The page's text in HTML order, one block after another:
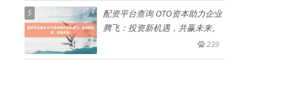
5
配资平台查询 OTO资本助力企业
腾飞：投资新机遇，共赢未来。
239